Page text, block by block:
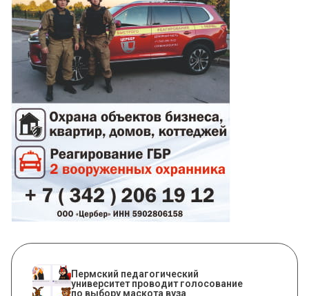
Пермский педагогический
университет проводит голосование
по выбору маскота вуза